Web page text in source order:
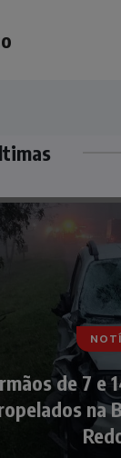
de 7 e
na
ao palco